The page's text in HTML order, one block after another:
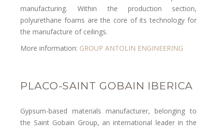
manufacturing. Within the production section,
polyurethane foams are the core of its technology for
the manufacture of ceilings.
More information: GROUP ANTOLIN ENGINEERING
PLACO-SAINT GOBAIN IBERICA
Gypsum-based materials manufacturer, belonging to
the Saint Gobain Group, an international leader in the